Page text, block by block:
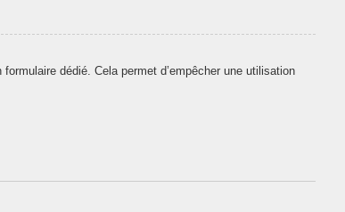
dédié. Cela permet d’empêcher une utilisation